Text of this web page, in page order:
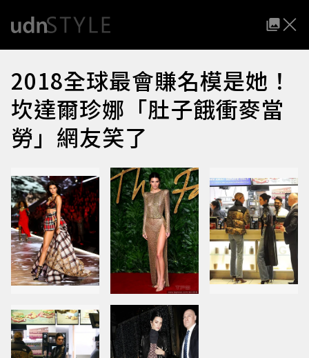
2018全球最會賺名模是她！
坎達爾珍娜「肚子餓衝麥當
勞」網友笑了